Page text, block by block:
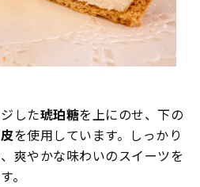
した琥珀糖を上にのせ、下の
を使用しています。しっかり
爽やかな味わいのスイーツを
。